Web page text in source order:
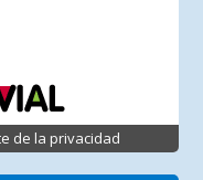
de la privacidad